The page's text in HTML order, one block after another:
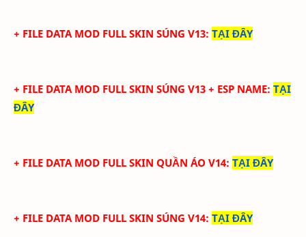
+ FILE DATA MOD FULL SKIN SÚNG V13: TẠI ĐÂY
+ FILE DATA MOD FULL SKIN SÚNG V13 + ESP NAME: TẠI
ĐÂY
+ FILE DATA MOD FULL SKIN QUẦN ÁO V14: TẠI ĐÂY
+ FILE DATA MOD FULL SKIN SÚNG V14: TẠI ĐÂY